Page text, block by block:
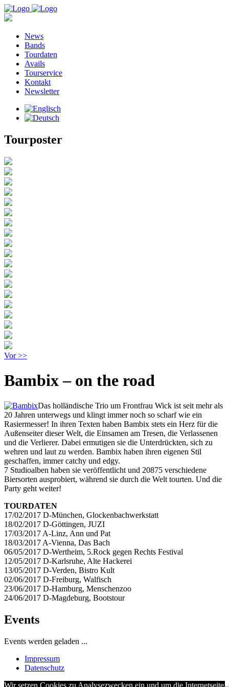
News
Bands
Tourdaten
Avails
Tourservice
Kontakt
Newsletter
Tourposter
Vor >>
Bambix – on the road
Das holländische Trio um Frontfrau Wick ist seit mehr als
20 Jahren unterwegs und klingt immer noch so scharf wie ein
Rasiermesser! In ihren Texten haben Bambix stets ein Herz für die
Außenseiter dieser Welt, die Einsamen am Tresen, die Verlassenen
und die Verlierer. Dabei ermutigen sie die Unterdrückten, sich zu
wehren und laut zu werden. Bambix haben ihren eigenen Stil
geschaffen, immer catchy und edgy.
7 Studioalben haben sie veröffentlicht und 20875 verschiedene
Biersorten ausprobiert, während sie durch die Welt tourten. Und die
Party geht weiter!
TOURDATEN
17/02/2017 D-München, Glockenbachwerkstatt
18/02/2017 D-Göttingen, JUZI
17/03/2017 A-Linz, Ann und Pat
18/03/2017 A-Vienna, Das Bach
06/05/2017 D-Wertheim, 5.Rock gegen Rechts Festival
12/05/2017 D-Karlsruhe, Alte Hackerei
13/05/2017 D-Verden, Bistro Kult
02/06/2017 D-Freiburg, Walfisch
23/06/2017 D-Hamburg, Menschenzoo
24/06/2017 D-Magdeburg, Bootstour
Events
Events werden geladen ...
Impressum
Datenschutz
Wir setzen Cookies zu Analysezwecken ein und um die Internetseite